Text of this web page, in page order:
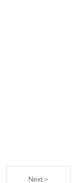
Next＞